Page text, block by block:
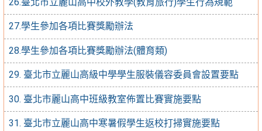
27.學生參加各項比賽獎勵辦法
28.學生參加各項比賽獎勵辦法(體育類)
29. 臺北市立麗山高級中學學生服裝儀容委員會設置要點
30. 臺北市麗山高中班級教室佈置比賽實施要點
31. 臺北市立麗山高中寒暑假學生返校打掃實施要點